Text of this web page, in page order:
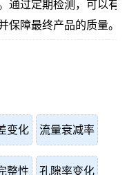
通过定期检测，可以有
保障最终产品的质量。
变化 流量衰减率
整性 孔隙率变化